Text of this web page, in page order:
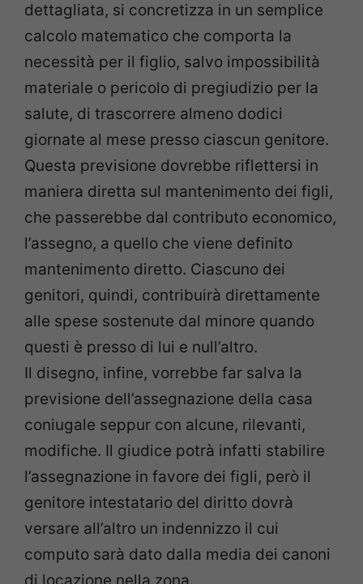
dettagliata, si concretizza in un semplice
calcolo matematico che comporta la
necessità per il figlio, salvo impossibilità
materiale o pericolo di pregiudizio per la
salute, di trascorrere almeno dodici
giornate al mese presso ciascun genitore.
Questa previsione dovrebbe riflettersi in
maniera diretta sul mantenimento dei figli,
che passerebbe dal contributo economico,
l’assegno, a quello che viene definito
mantenimento diretto. Ciascuno dei
genitori, quindi, contribuirà direttamente
alle spese sostenute dal minore quando
questi è presso di lui e null’altro.
Il disegno, infine, vorrebbe far salva la
previsione dell’assegnazione della casa
coniugale seppur con alcune, rilevanti,
modifiche. Il giudice potrà infatti stabilire
l’assegnazione in favore dei figli, però il
genitore intestatario del diritto dovrà
versare all’altro un indennizzo il cui
computo sarà dato dalla media dei canoni